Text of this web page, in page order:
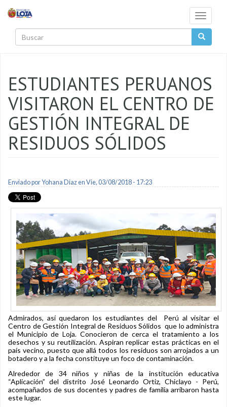
Toggle
ESTUDIANTES PERUANOS
VISITARON EL CENTRO DE
GESTIÓN INTEGRAL DE
RESIDUOS SÓLIDOS
Enviado porYohana Diazen Vie, 03/08/2018 - 17:23
Admirados, así quedaron los estudiantes del Perú al visitar el
Centro de Gestión Integral de Residuos Sólidos que lo administra
el Municipio de Loja. Conocieron de cerca el tratamiento a los
desechos y su reutilización. Aspiran replicar estas prácticas en el
país vecino, puesto que allá todos los residuos son arrojados a un
botadero y a la fecha constituye un foco de contaminación.
Alrededor de 34 niños y niñas de la institución educativa
“Aplicación” del distrito José Leonardo Ortiz, Chiclayo - Perú,
acompañados de sus docentes y padres de familia arribaron hasta
este lugar.